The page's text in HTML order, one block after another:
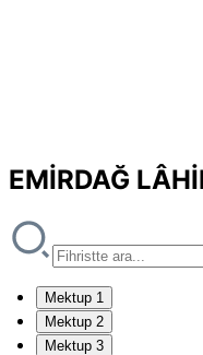
EMİRDAĞ
Mektup 1
Mektup 2
Mektup 3